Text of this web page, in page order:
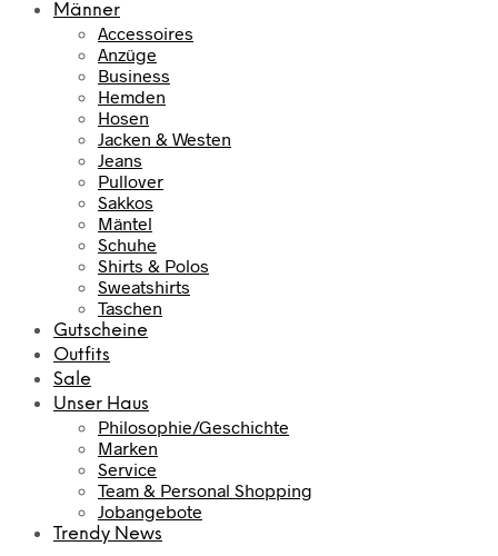
Männer
Accessoires
Anzüge
Business
Hemden
Hosen
Jacken & Westen
Jeans
Pullover
Sakkos
Mäntel
Schuhe
Shirts & Polos
Sweatshirts
Taschen
Gutscheine
Outfits
Sale
Unser Haus
Philosophie/Geschichte
Marken
Service
Team & Personal Shopping
Jobangebote
Trendy News